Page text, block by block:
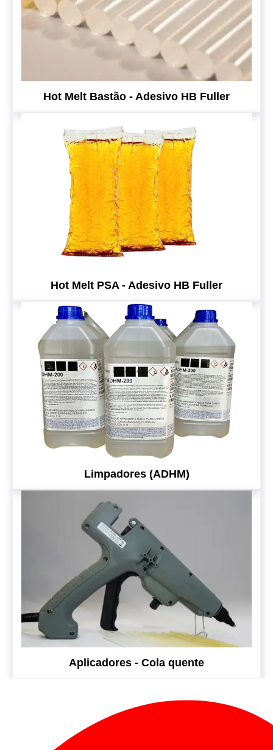
Hot Melt Bastão - Adesivo HB Fuller
Hot Melt PSA - Adesivo HB Fuller
Limpadores (ADHM)
Aplicadores - Cola quente